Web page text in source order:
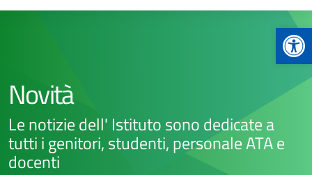
Novità
Le notizie dell' Istituto sono dedicate a
tutti i genitori, studenti, personale ATA e
docenti